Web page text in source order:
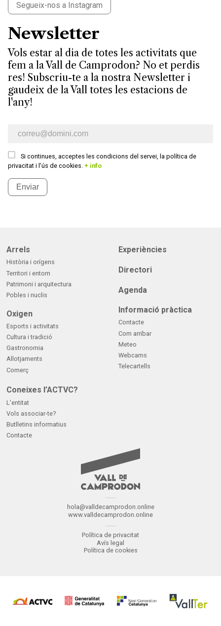
Segueix-nos a Instagram
Newsletter
Vols estar al dia de totes les activitats que
fem a la Vall de Camprodon? No et perdis
res! Subscriu-te a la nostra Newsletter i
gaudeix de la Vall totes les estacions de
l'any!
E-mail newsletter
Si continues, acceptes les condicions del servei, la política de
privacitat i l’ús de cookies. + info
Enviar
hola@valldecamprodon.online
www.valldecamprodon.online
Política de privacitat
Avís legal
Política de cookies
Arrels
Història i orígens
Territori i entorn
Patrimoni i arquitectura
Pobles i nuclis
Oxigen
Esports i activitats
Cultura i tradició
Gastronomia
Allotjaments
Comerç
Experiències
Directori
Agenda
Informació pràctica
Contacte
Com arribar
Meteo
Webcams
Telecartells
Coneixes l’ACTVC?
L’entitat
Vols associar-te?
Butlletins informatius
Contacte